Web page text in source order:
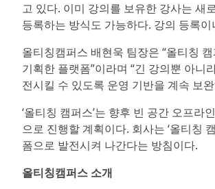
고 있다. 이미 강의를 보유한 강사는 새
등록하는 방식도 가능하다. 강의 등록
올티칭캠퍼스 배현욱 팀장은 “올티칭
기획한 플랫폼”이라며 “긴 강의뿐 아
전시킬 수 있도록 운영 기반을 계속 보
‘올티칭 캠퍼스’는 향후 빈 공간 오프
으로 진행할 계획이다. 회사는 ‘올티칭
폼으로 발전시켜 나간다는 방침이다.
올티칭캠퍼스 소개